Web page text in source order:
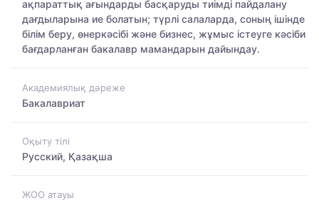
ақпараттық ағындарды басқаруды тиімді пайдалану
дағдыларына ие болатын; түрлі салаларда, соның ішінде
білім беру, өнеркәсібі және бизнес, жұмыс істеуге кәсіби
бағдарланған бакалавр мамандарын дайындау.
Академиялық дәреже
Бакалавриат
Оқыту тілі
Русский, Қазақша
ЖОО атауы